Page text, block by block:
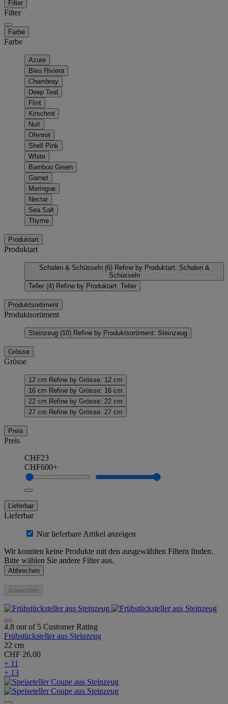
Filter
Filter
Farbe
Farbe
Azure
Bleu Riviera
Chambray
Deep Teal
Flint
Kirschrot
Nuit
Ofenrot
Shell Pink
White
Bamboo Green
Garnet
Meringue
Nectar
Sea Salt
Thyme
Produktart
Produktart
Schalen & Schüsseln (6) Refine by Produktart: Schalen &
Schüsseln
Teller (4) Refine by Produktart: Teller
Produktsortiment
Produktsortiment
Steinzeug (10) Refine by Produktsortiment: Steinzeug
Grösse
Grösse
12 cm Refine by Grösse: 12 cm
16 cm Refine by Grösse: 16 cm
22 cm Refine by Grösse: 22 cm
27 cm Refine by Grösse: 27 cm
Preis
Preis
CHF23
CHF600+
Lieferbar
Lieferbar
Nur lieferbare Artikel anzeigen
Wir konnten keine Produkte mit den ausgewählten Filtern finden.
Bitte wählen Sie andere Filter aus.
Abbrechen
Anwenden
4.8 out of 5 Customer Rating
Frühstücksteller aus Steinzeug
22 cm
CHF 26.00
+ 11
+ 13